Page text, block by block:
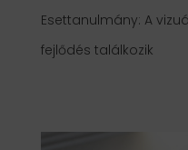
Esettanulmány: A
fejlődés találkozik